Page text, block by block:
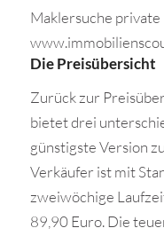
Maklersuche
Die Preisübersicht
Zurück zur
bietet drei
günstigste Version
Verkäufer ist mit
zweiwöchige
89,90 Euro. Die